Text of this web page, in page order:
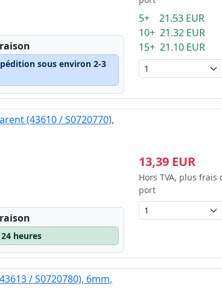
sous environ 2-3
5+ 21.53 EUR
10+ 21.32 EUR
15+ 21.10 EUR
(43610 / S0720770),
heures
13,39 EUR
Hors TVA, plus frais
port
/ S0720780), 6mm,